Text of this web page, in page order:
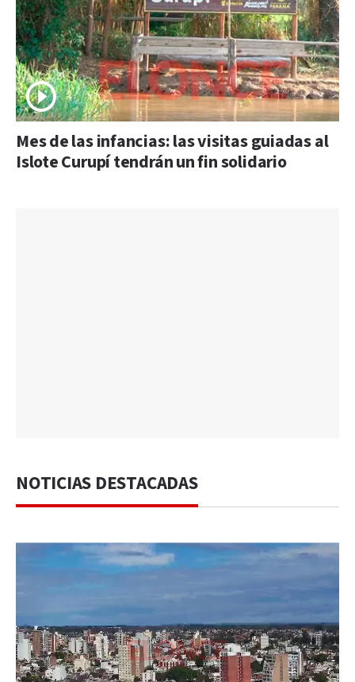
Mes de las infancias: las visitas guiadas al
Islote Curupí tendrán un fin solidario
NOTICIAS DESTACADAS